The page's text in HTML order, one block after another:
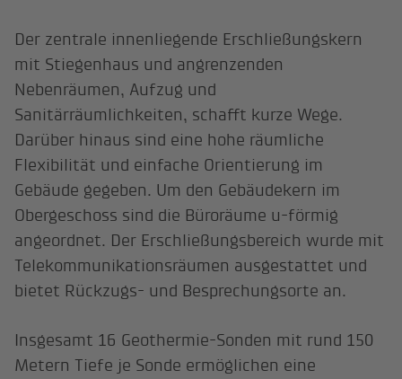
Der zentrale innenliegende Erschließungskern
mit Stiegenhaus und angrenzenden
Nebenräumen, Aufzug und
Sanitärräumlichkeiten, schafft kurze Wege.
Darüber hinaus sind eine hohe räumliche
Flexibilität und einfache Orientierung im
Gebäude gegeben. Um den Gebäudekern im
Obergeschoss sind die Büroräume u-förmig
angeordnet. Der Erschließungsbereich wurde mit
Telekommunikationsräumen ausgestattet und
bietet Rückzugs- und Besprechungsorte an.
Insgesamt 16 Geothermie-Sonden mit rund 150
Metern Tiefe je Sonde ermöglichen eine